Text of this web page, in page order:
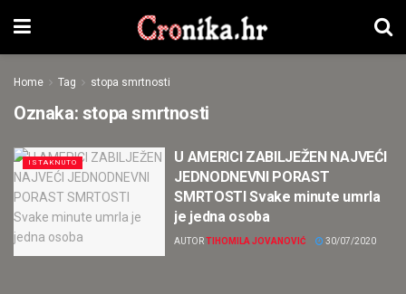
Home Tag stopa smrtnosti
Oznaka: stopa smrtnosti
ISTAKNUTO
U AMERICI ZABILJEŽEN NAJVEĆI
JEDNODNEVNI PORAST
SMRTOSTI Svake minute umrla
je jedna osoba
AUTORTIHOMILA JOVANOVIĆ 30/07/2020